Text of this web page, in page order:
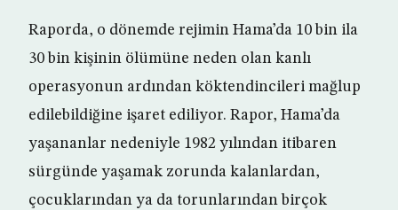
Raporda, o dönemde rejimin Hama’da 10 bin ila
30 bin kişinin ölümüne neden olan kanlı
operasyonun ardından köktendincileri mağlup
edilebildiğine işaret ediliyor. Rapor, Hama’da
yaşananlar nedeniyle 1982 yılından itibaren
sürgünde yaşamak zorunda kalanlardan,
çocuklarından ya da torunlarından birçok